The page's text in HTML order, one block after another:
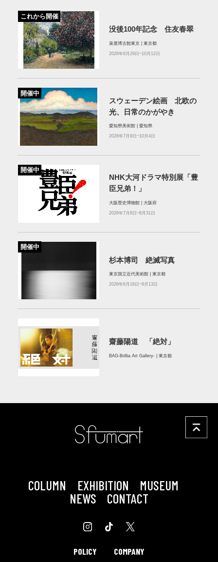
これから開催
没後100年記念 住友春翠
泉屋博古館東京 | 東京都
2026年8月29日~10月12日
開催中
スウェーデン絵画 北欧の
光、日常のかがやき
愛知県美術館 | 愛知県
2026年7月9日~10月4日
開催中
NHK大河ドラマ特別展「豊
臣兄弟！」
大阪歴史博物館 | 大阪府
2026年7月8日~8月31日
開催中
杉本博司 絶滅写真
東京国立近代美術館 | 東京都
2026年6月16日~9月13日
齋藤陽道 「絶対」
BAG-Brillia Art Gallery- | 東京都
COLUMN EXHIBITION
MUSEUM
NEWS
CONTACT
POLICY COMPANY